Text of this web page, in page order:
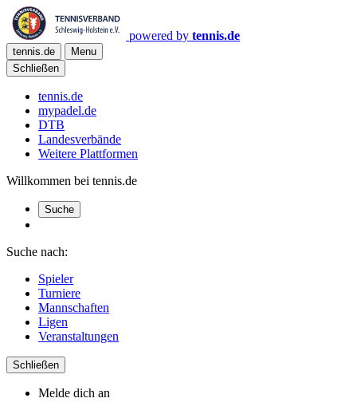
powered by tennis.de
tennis.de
Menu
Schließen
tennis.de
mypadel.de
DTB
Landesverbände
Weitere Plattformen
Willkommen bei tennis.de
Suche
Suche nach:
Spieler
Turniere
Mannschaften
Ligen
Veranstaltungen
Schließen
Melde dich an